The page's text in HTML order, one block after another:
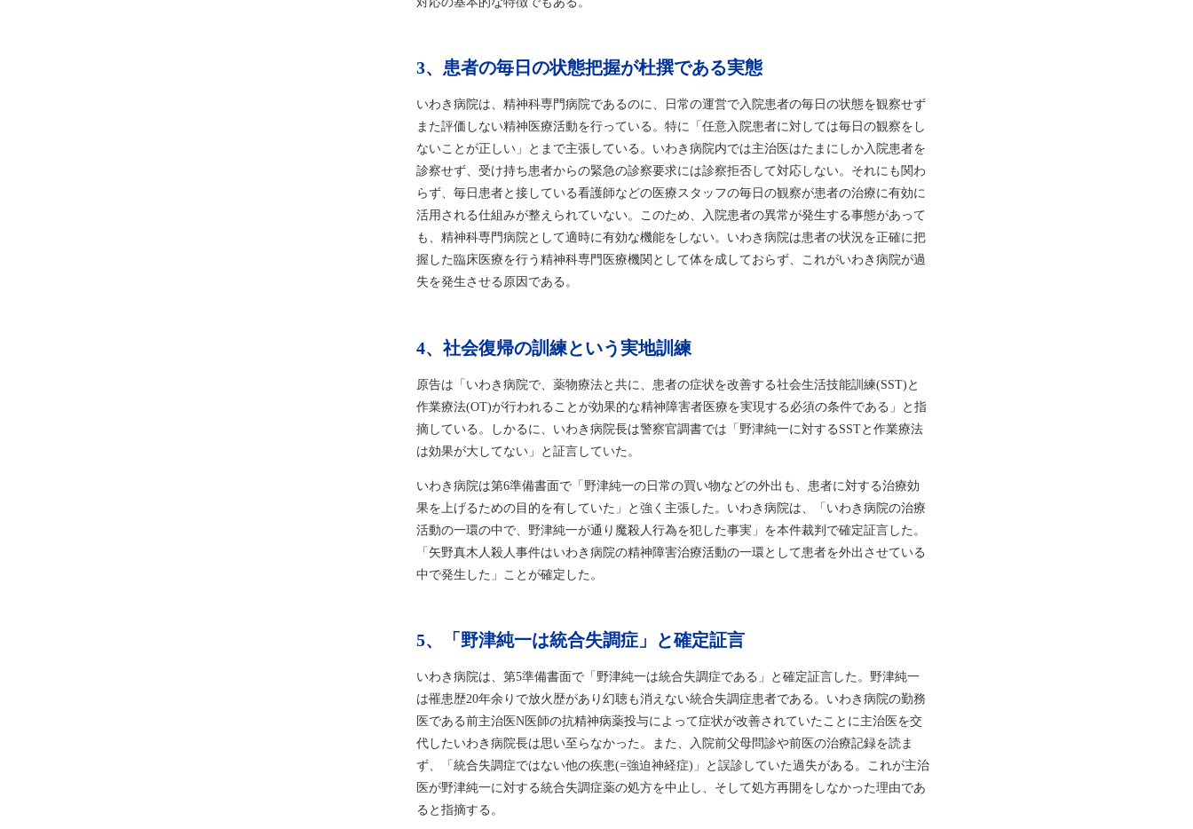
3、患者の毎日の状態把握が杜撰である実態
いわき病院は、精神科専門病院であるのに、日常の運営で入院患者の毎日の状態を観察せず
また評価しない精神医療活動を行っている。特に「任意入院患者に対しては毎日の観察をし
ないことが正しい」とまで主張している。いわき病院内では主治医はたまにしか入院患者を
診察せず、受け持ち患者からの緊急の診察要求には診察拒否して対応しない。それにも関わ
らず、毎日患者と接している看護師などの医療スタッフの毎日の観察が患者の治療に有効に
活用される仕組みが整えられていない。このため、入院患者の異常が発生する事態があって
も、精神科専門病院として適時に有効な機能をしない。いわき病院は患者の状況を正確に把
握した臨床医療を行う精神科専門医療機関として体を成しておらず、これがいわき病院が過
失を発生させる原因である。
4、社会復帰の訓練という実地訓練
原告は「いわき病院で、薬物療法と共に、患者の症状を改善する社会生活技能訓練(SST)と
作業療法(OT)が行われることが効果的な精神障害者医療を実現する必須の条件である」と指
摘している。しかるに、いわき病院長は警察官調書では「野津純一に対するSSTと作業療法
は効果が大してない」と証言していた。
いわき病院は第6準備書面で「野津純一の日常の買い物などの外出も、患者に対する治療効
果を上げるための目的を有していた」と強く主張した。いわき病院は、「いわき病院の治療
活動の一環の中で、野津純一が通り魔殺人行為を犯した事実」を本件裁判で確定証言した。
「矢野真木人殺人事件はいわき病院の精神障害治療活動の一環として患者を外出させている
中で発生した」ことが確定した。
5、「野津純一は統合失調症」と確定証言
いわき病院は、第5準備書面で「野津純一は統合失調症である」と確定証言した。野津純一
は罹患歴20年余りで放火歴があり幻聴も消えない統合失調症患者である。いわき病院の勤務
医である前主治医N医師の抗精神病薬投与によって症状が改善されていたことに主治医を交
代したいわき病院長は思い至らなかった。また、入院前父母問診や前医の治療記録を読ま
ず、「統合失調症ではない他の疾患(=強迫神経症)」と誤診していた過失がある。これが主治
医が野津純一に対する統合失調症薬の処方を中止し、そして処方再開をしなかった理由であ
ると指摘する。